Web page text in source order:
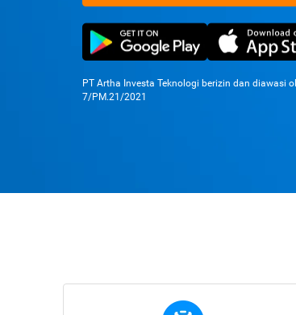
PT Artha Investa Teknologi berizin dan diawasi
7/PM.21/2021